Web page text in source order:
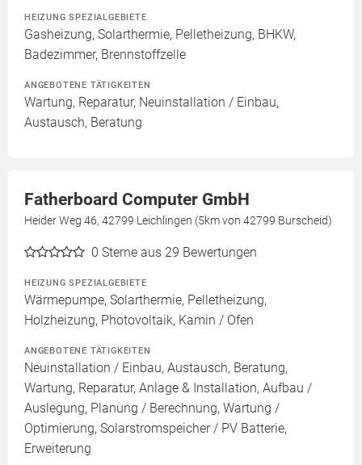
HEIZUNG SPEZIALGEBIETE
Gasheizung, Solarthermie, Pelletheizung, BHKW,
Badezimmer, Brennstoffzelle
ANGEBOTENE TÄTIGKEITEN
Wartung, Reparatur, Neuinstallation / Einbau,
Austausch, Beratung
Fatherboard Computer GmbH
Heider Weg 46, 42799 Leichlingen (5km von 42799 Burscheid)
0 Sterne aus 29 Bewertungen
HEIZUNG SPEZIALGEBIETE
Wärmepumpe, Solarthermie, Pelletheizung,
Holzheizung, Photovoltaik, Kamin / Ofen
ANGEBOTENE TÄTIGKEITEN
Neuinstallation / Einbau, Austausch, Beratung,
Wartung, Reparatur, Anlage & Installation, Aufbau /
Auslegung, Planung / Berechnung, Wartung /
Optimierung, Solarstromspeicher / PV Batterie,
Erweiterung